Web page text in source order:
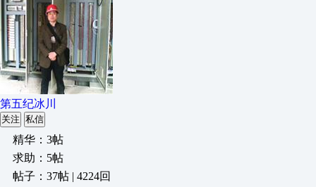
第五纪冰川
关注 私信
精华：3帖
求助：5帖
帖子：37帖 | 4224回